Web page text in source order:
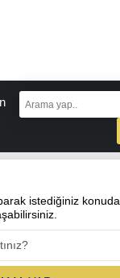
istediğiniz konuda